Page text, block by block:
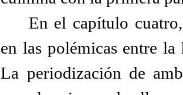
En el capítulo
en las polémicas entre
La periodización de